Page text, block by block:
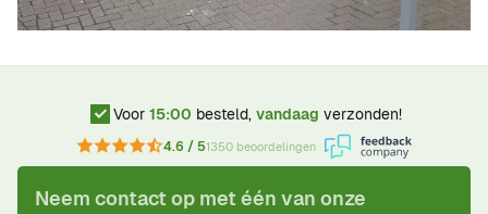
Voor 15:00 besteld, vandaag verzonden!
4.6 / 51350 beoordelingen
Neem contact op met één van onze